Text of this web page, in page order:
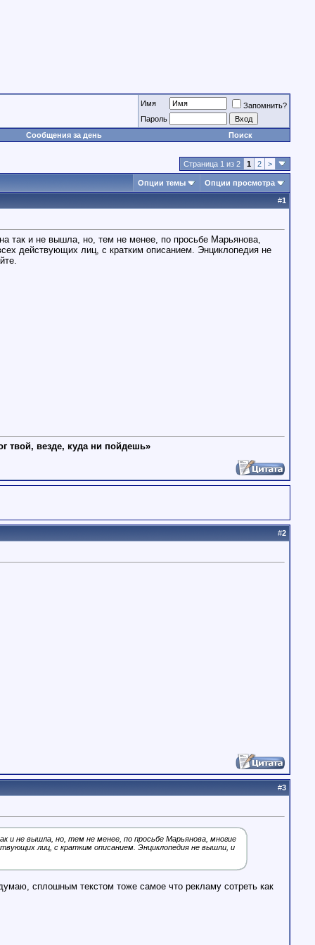
Имя
Запомнить?
Пароль
Сообщения за день
Поиск
Страница 1 из 2 1 2 >
Опции темы Опции просмотра
#1
так и не вышла, но, тем не менее, по просьбе Марьянова,
действующих лиц, с кратким описанием. Энциклопедия не
твой, везде, куда ни пойдешь»
#2
#3
и не вышла, но, тем не менее, по просьбе Марьянова, многие
лиц, с кратким описанием. Энциклопедия не вышли, и
сплошным текстом тоже самое что рекламу сотреть как